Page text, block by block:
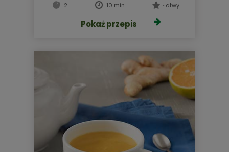
2 10 min Łatwy
Pokaż przepis